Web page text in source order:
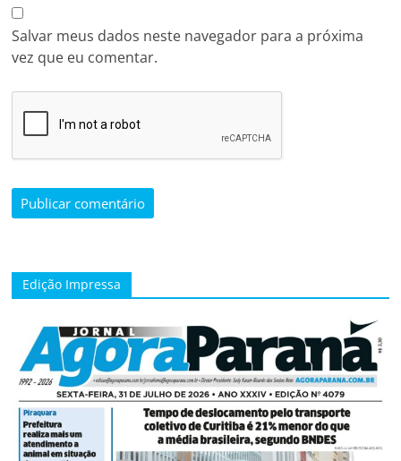
Salvar meus dados neste navegador para a próxima
vez que eu comentar.
Edição Impressa